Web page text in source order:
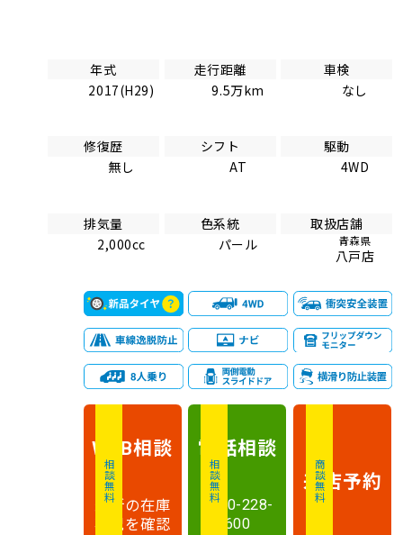
年式
2017(H29)
走行距離
9.5万km
車検
なし
修復歴
無し
シフト
AT
駆動
4WD
排気量
2,000cc
色系統
パール
取扱店舗
青森県
八戸店
相談無料
WEB相談
最新の在庫
状況を確認
相談無料
電話相談
0120-228-
600
商談無料
来店予約